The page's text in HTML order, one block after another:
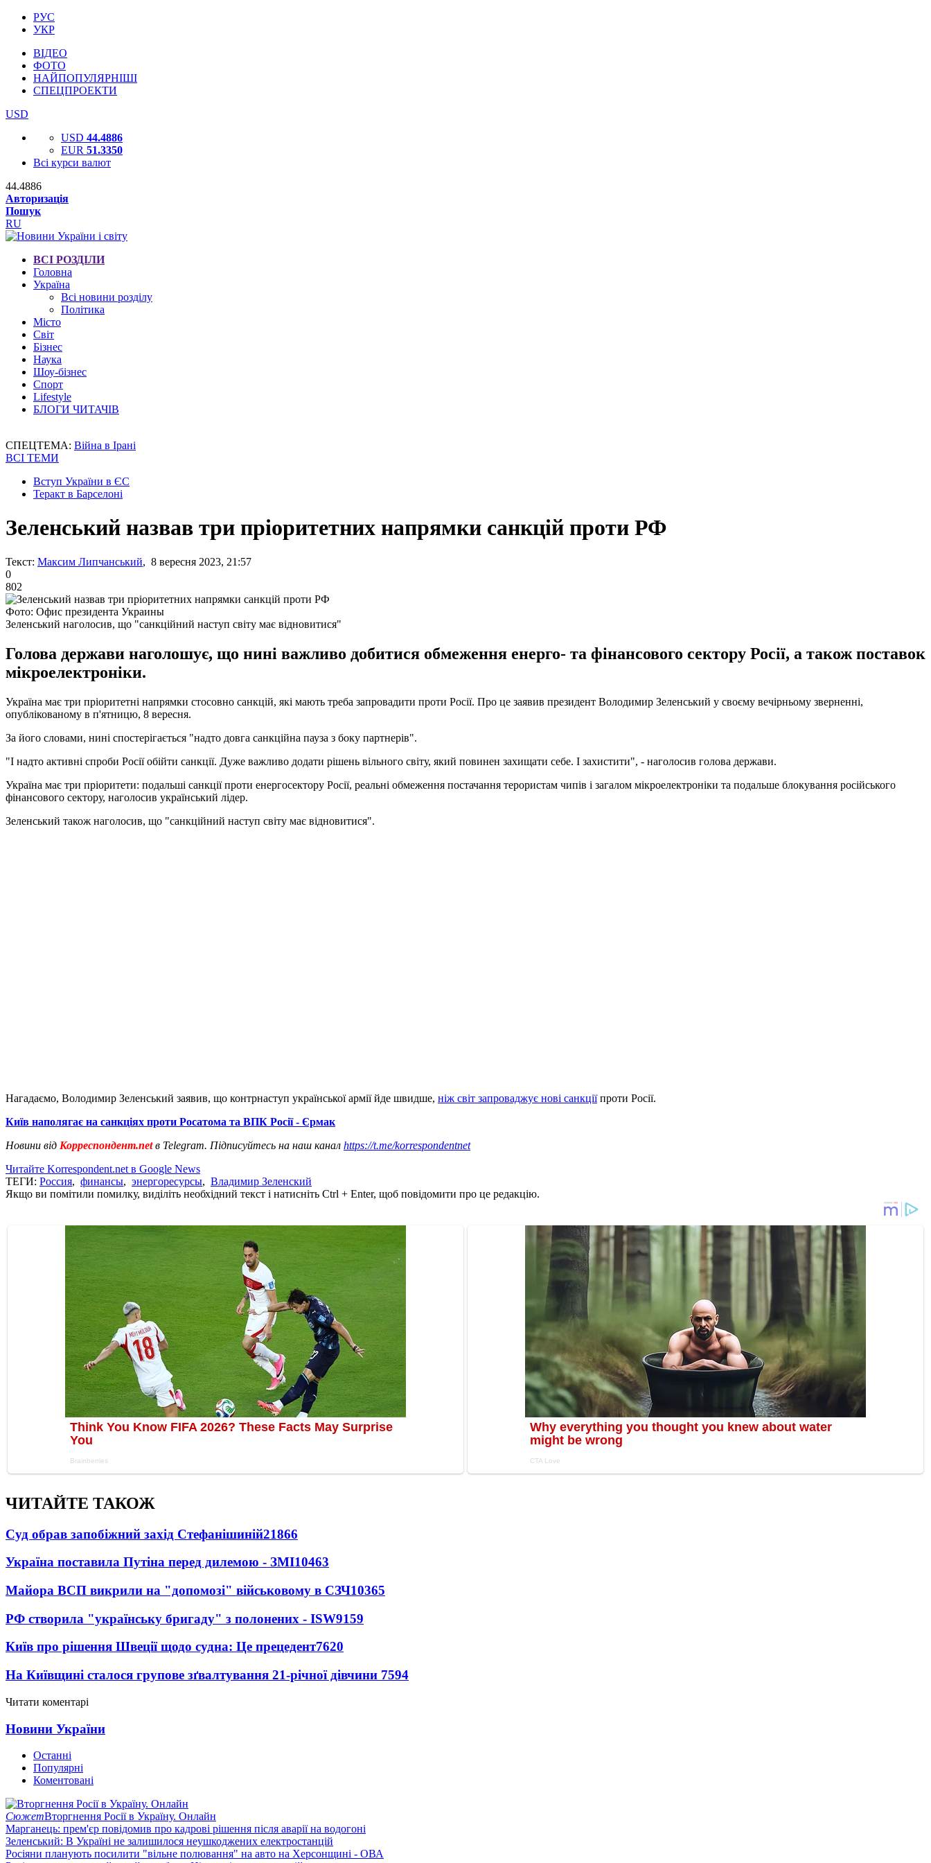
РУС
УКР
ВІДЕО
ФОТО
НАЙПОПУЛЯРНІШІ
СПЕЦПРОЕКТИ
USD
USD 44.4886
EUR 51.3350
Всі курси валют
44.4886
Авторизація
Пошук
RU
ВСІ РОЗДІЛИ
Головна
Україна
Всі новини розділу
Політика
Місто
Світ
Бізнес
Наука
Шоу-бізнес
Спорт
Lifestyle
БЛОГИ ЧИТАЧІВ
СПЕЦТЕМА: Війна в Ірані
ВСІ ТЕМИ
Вступ України в ЄС
Теракт в Барселоні
Зеленський назвав три пріоритетних напрямки санкцій проти РФ
Текст: Максим Липчанський, 8 вересня 2023, 21:57
0
802
Фото: Офис президента Украины
Зеленський наголосив, що "санкційний наступ світу має відновитися"
Голова держави наголошує, що нині важливо добитися обмеження енерго- та фінансового сектору Росії, а також поставок
мікроелектроніки.
Україна має три пріоритетні напрямки стосовно санкцій, які мають треба запровадити проти Росії. Про це заявив президент Володимир Зеленський у своєму вечірньому зверненні,
опублікованому в п'ятницю, 8 вересня.
За його словами, нині спостерігається "надто довга санкційна пауза з боку партнерів".
"І надто активні спроби Росії обійти санкції. Дуже важливо додати рішень вільного світу, який повинен захищати себе. І захистити", - наголосив голова держави.
Україна має три пріоритети: подальші санкції проти енергосектору Росії, реальні обмеження постачання терористам чипів і загалом мікроелектроніки та подальше блокування російського
фінансового сектору, наголосив український лідер.
Зеленський також наголосив, що "санкційний наступ світу має відновитися".
Нагадаємо, Володимир Зеленський заявив, що контрнаступ української армії йде швидше, ніж світ запроваджує нові санкціїпроти Росії.
Київ наполягає на санкціях проти Росатома та ВПК Росії - Єрмак
Новини від Корреспондент.netв Telegram. Підписуйтесь на наш канал https://t.me/korrespondentnet
Читайте Korrespondent.net в Google News
ТЕГИ: Россия, финансы, энергоресурсы, Владимир Зеленский
Якщо ви помітили помилку, виділіть необхідний текст і натисніть Ctrl + Enter, щоб повідомити про це редакцію.
ЧИТАЙТЕ ТАКОЖ
Суд обрав запобіжний захід Стефанішиній21866
Україна поставила Путіна перед дилемою - ЗМІ10463
Майора ВСП викрили на "допомозі" військовому в СЗЧ10365
РФ створила "українську бригаду" з полонених - ISW9159
Київ про рішення Швеції щодо судна: Це прецедент7620
На Київщині сталося групове зґвалтування 21-річної дівчини 7594
Читати коментарі
Новини України
Останні
Популярні
Коментовані
СюжетВторгнення Росії в Україну. Онлайн
Марганець: прем'єр повідомив про кадрові рішення після аварії на водогоні
Зеленський: В Україні не залишилося неушкоджених електростанцій
Росіяни планують посилити "вільне полювання" на авто на Херсонщині - ОВА